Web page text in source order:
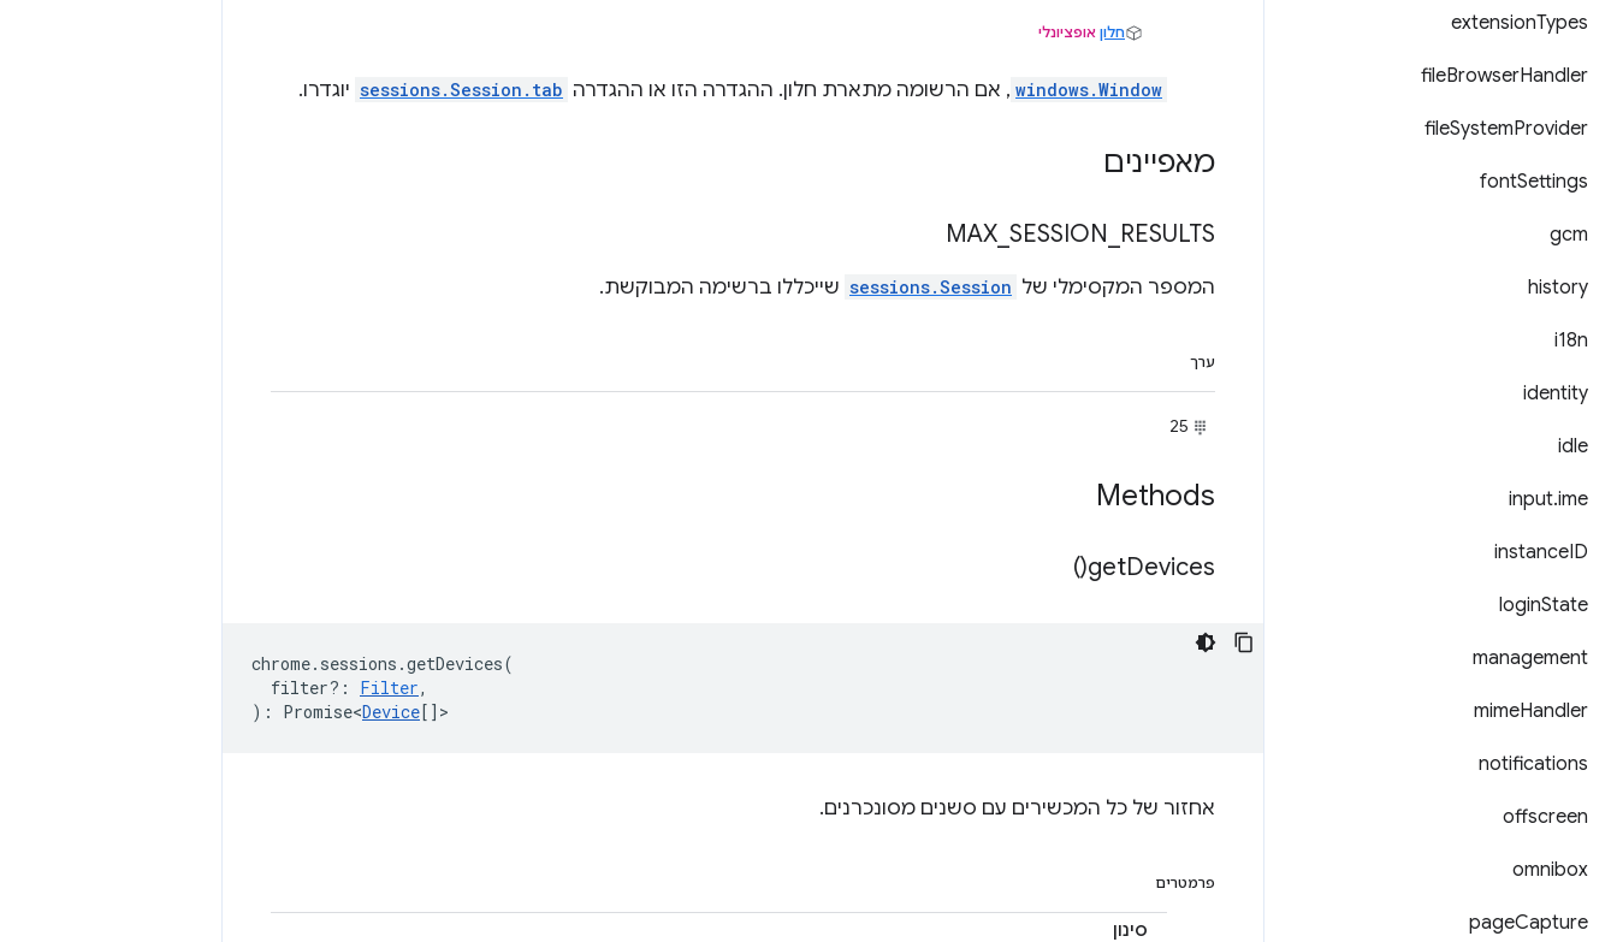
extensionTypes
fileBrowserHandler
fileSystemProvider
fontSettings
gcm
history
i18n
identity
idle
input.ime
instanceID
loginState
management
mimeHandler
notifications
offscreen
omnibox
pageCapture
חלון אופציונלי
windows.Window , אם הרשומה מתארת חלון. ההגדרה הזו או ההגדרה sessions.Session.tab יוגדרו.
מאפיינים
MAX SESSION RESULTS
המספר המקסימלי של sessions.Session שייכללו ברשימה המבוקשת.
ערך
25
Methods
getDevices(
)
chrome. sessions .getDevices(
filter? : Filter,
) : Promise<Device[] >
אחזור של כל המכשירים עם סשנים מסונכרנים.
פרמטרים
סינון